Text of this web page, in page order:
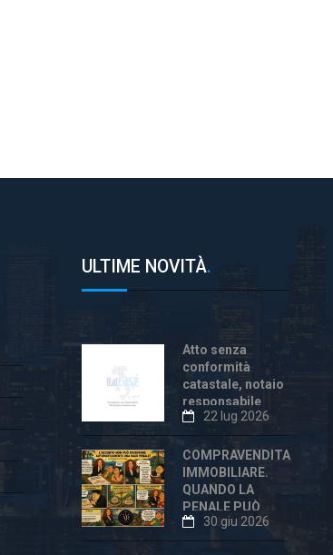
ULTIME NOVITÀ.
Atto senza
conformità
catastale, notaio
responsabile
anche dopo la
«correzione»
22 lug 2026
COMPRAVENDITA
IMMOBILIARE.
QUANDO LA
PENALE PUÒ
ESSERE
ECCESSIVA E
30 giu 2026